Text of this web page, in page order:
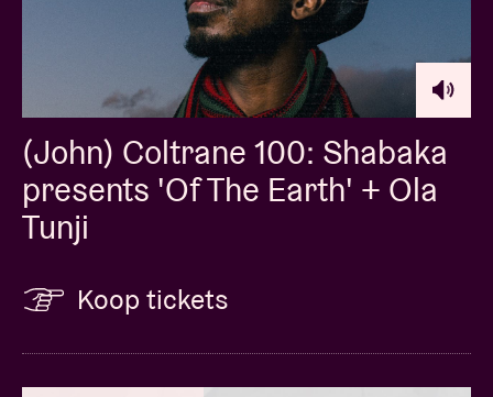
(John) Coltrane 100: Shabaka
presents 'Of The Earth' + Ola
Tunji
Koop tickets